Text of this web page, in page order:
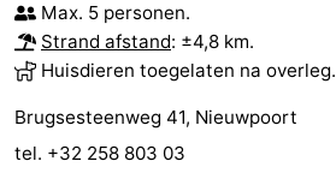
Max. 5 personen.
Strand afstand: ±4,8 km.
Huisdieren toegelaten na overleg.
Brugsesteenweg 41, Nieuwpoort
tel. +32 258 803 03